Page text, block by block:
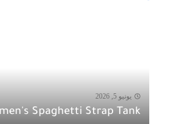
يونيو 5, 2026
Spaghetti Strap Tank